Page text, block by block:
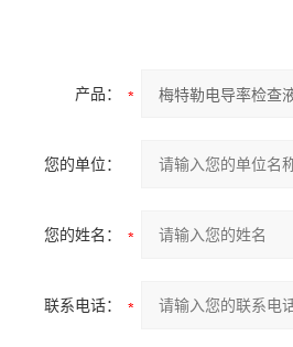
产品：
您的单位：
您的姓名：
联系电话：